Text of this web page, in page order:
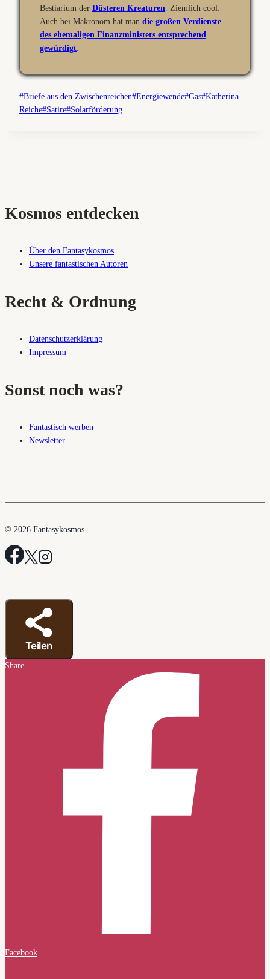
Bestiarium der Düsteren Kreaturen. Ziemlich cool:
Auch bei Makronom hat man die großen Verdienste
des ehemaligen Finanzministers entsprechend
gewürdigt.
Schlagworte:
#Briefe aus den Zwischenreichen#Energiewende#Gas#Katherina
Reiche#Satire#Solarförderung
Kosmos entdecken
Über den Fantasykosmos
Unsere fantastischen Autoren
Recht & Ordnung
Datenschutzerklärung
Impressum
Sonst noch was?
Fantastisch werben
Newsletter
© 2026 Fantasykosmos
Teilen
Share
Facebook